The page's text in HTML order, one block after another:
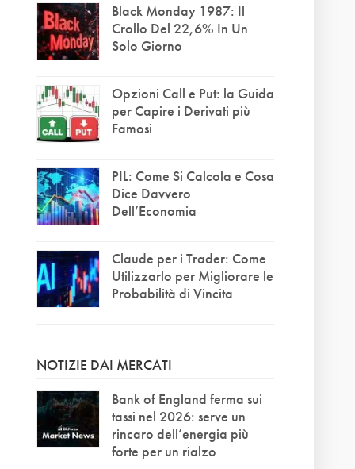
Black Monday 1987: Il
Crollo Del 22,6% In Un
Solo Giorno
Opzioni Call e Put: la Guida
per Capire i Derivati più
Famosi
PIL: Come Si Calcola e Cosa
Dice Davvero
Dell’Economia
Claude per i Trader: Come
Utilizzarlo per Migliorare le
Probabilità di Vincita
NOTIZIE DAI MERCATI
Bank of England ferma sui
tassi nel 2026: serve un
rincaro dell’energia più
forte per un rialzo